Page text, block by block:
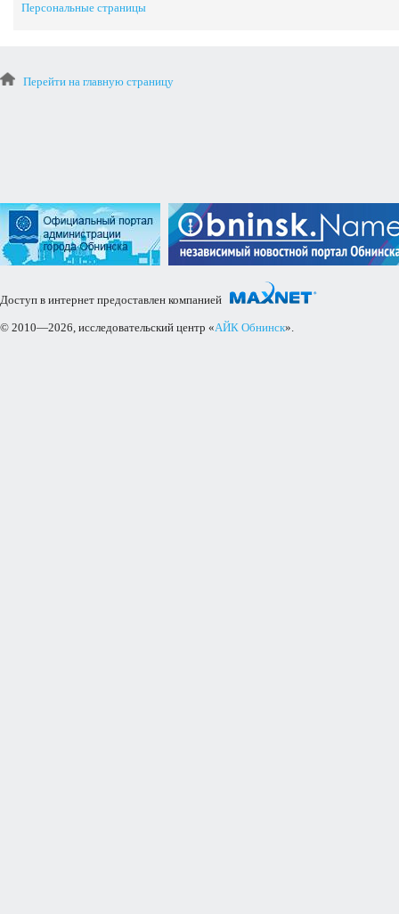
Персональные страницы
Перейти на главную страницу
Доступ в интернет предоставлен компанией
© 2010—2026, исследовательский центр «АЙК Обнинск».